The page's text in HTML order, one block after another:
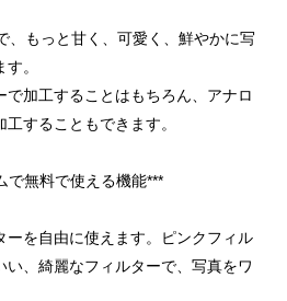
、もっと甘く、可愛く、鮮やかに写
。
で加工することはもちろん、アナロ
することもできます。
で無料で使える機能***
ーを自由に使えます。ピンクフィル
い、綺麗なフィルターで、写真をワ